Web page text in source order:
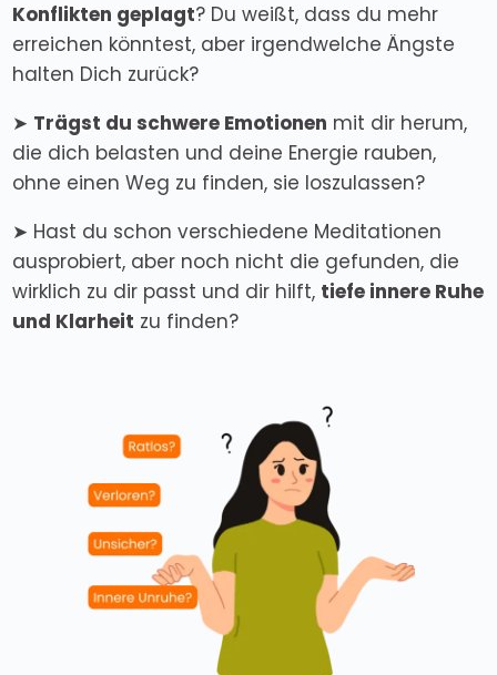
Konflikten geplagt? Du weißt, dass du mehr
erreichen könntest, aber irgendwelche Ängste
halten Dich zurück?
➤ Trägst du schwere Emotionen mit dir herum,
die dich belasten und deine Energie rauben,
ohne einen Weg zu finden, sie loszulassen?
➤ Hast du schon verschiedene Meditationen
ausprobiert, aber noch nicht die gefunden, die
wirklich zu dir passt und dir hilft, tiefe innere Ruhe
und Klarheit zu finden?